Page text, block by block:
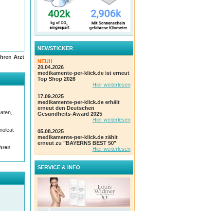
nichtArzt
NEWSTICKER
NEU!!
20.04.2026
medikamente-per-klick.de ist erneut
Top Shop 2026
Hier weiterlesen
17.09.2025
medikamente-per-klick.de erhält
erneut den Deutschen
Gesundheits-Award 2025
Hier weiterlesen
05.08.2025
medikamente-per-klick.de zählt
erneut zu "BAYERNS BEST 50"
Hier weiterlesen
SERVICE & INFO